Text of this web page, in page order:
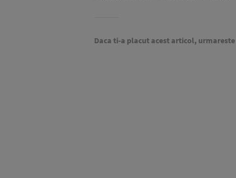
Daca ti-a placut acest articol, urmareste